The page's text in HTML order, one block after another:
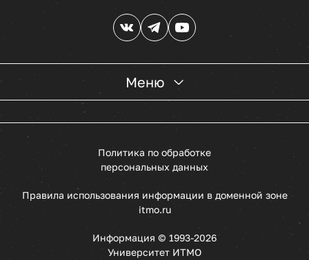
Меню
Политика по обработке
персональных данных
Правила использования информации в доменной зоне
itmo.ru
Информация © 1993-2026
Университет ИТМО